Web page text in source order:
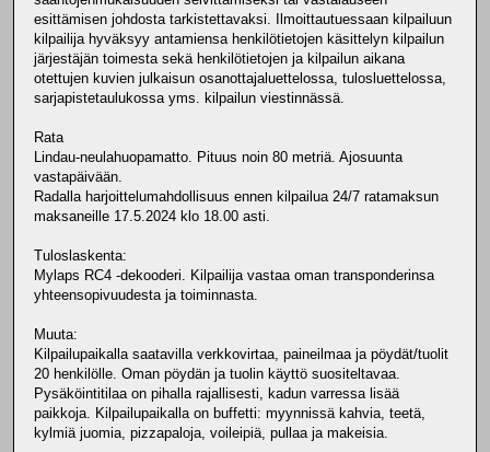
esittämisen johdosta tarkistettavaksi. Ilmoittautuessaan kilpailuun
kilpailija hyväksyy antamiensa henkilötietojen käsittelyn kilpailun
järjestäjän toimesta sekä henkilötietojen ja kilpailun aikana
otettujen kuvien julkaisun osanottajaluettelossa, tulosluettelossa,
sarjapistetaulukossa yms. kilpailun viestinnässä.
Rata
Lindau-neulahuopamatto. Pituus noin 80 metriä. Ajosuunta
vastapäivään.
Radalla harjoittelumahdollisuus ennen kilpailua 24/7 ratamaksun
maksaneille 17.5.2024 klo 18.00 asti.
Tuloslaskenta:
Mylaps RC4 -dekooderi. Kilpailija vastaa oman transponderinsa
yhteensopivuudesta ja toiminnasta.
Muuta:
Kilpailupaikalla saatavilla verkkovirtaa, paineilmaa ja pöydät/tuolit
20 henkilölle. Oman pöydän ja tuolin käyttö suositeltavaa.
Pysäköintitilaa on pihalla rajallisesti, kadun varressa lisää
paikkoja. Kilpailupaikalla on buffetti: myynnissä kahvia, teetä,
kylmiä juomia, pizzapaloja, voileipiä, pullaa ja makeisia.